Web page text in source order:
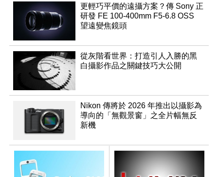
更輕巧平價的遠攝方案？傳 Sony 正
研發 FE 100-400mm F5-6.8 OSS
望遠變焦鏡頭
從灰階看世界：打造引人入勝的黑
白攝影作品之關鍵技巧大公開
Nikon 傳將於 2026 年推出以攝影為
導向的「無觀景窗」之全片幅無反
新機